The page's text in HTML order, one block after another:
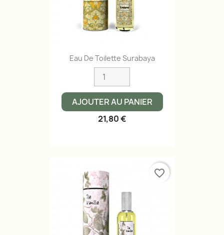
Eau De Toilette Surabaya
AJOUTER AU PANIER
21,80 €
favorite_border